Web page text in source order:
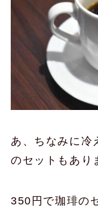
あ、ちなみに冷
のセットもあり
350円で珈琲の